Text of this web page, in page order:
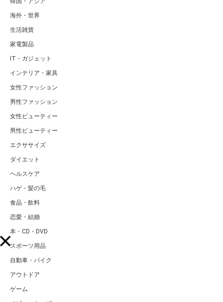
海外・世界
生活雑貨
家電製品
IT・ガジェット
インテリア・家具
女性ファッション
男性ファッション
女性ビューティー
男性ビューティー
エクササイズ
ダイエット
ヘルスケア
ハゲ・髪の毛
食品・飲料
恋愛・結婚
本・CD・DVD
スポーツ用品
自動車・バイク
アウトドア
ゲーム